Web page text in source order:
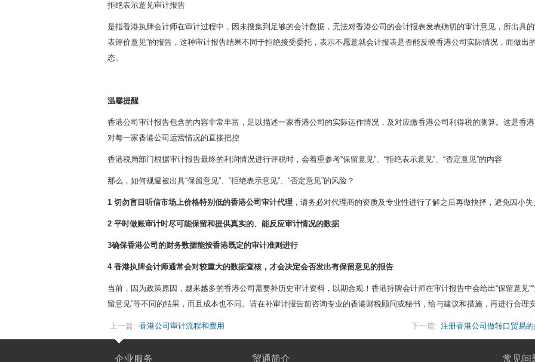
拒绝表示意见审计报告
是指香港执牌会计师在审计过程中，因未搜集到足够的会计数据，无法对香港公司的会计报表发表确切的审计意见，所出具的
表评价意见”的报告，这种审计报告结果不同于拒绝接受委托，表示不愿意就会计报表是否能反映香港公司实际情况，而做出
态。
温馨提醒
香港公司审计报告包含的内容非常丰富，足以描述一家香港公司的实际运作情况，及对应缴香港公司利得税的测算。这是香
对每一家香港公司运营情况的直接把控
香港税局部门根据审计报告最终的利润情况进行评税时，会着重参考“保留意见”、“拒绝表示意见”、“否定意见”的内容
那么，如何规避被出具“保留意见”、“拒绝表示意见”、“否定意见”的风险？
1 切勿盲目听信市场上价格特别低的香港公司审计代理 ，请务必对代理商的资质及专业性进行了解之后再做抉择，避免因小失
2 平时做账审计时尽可能保留和提供真实的、能反应审计情况的数据
3确保香港公司的财务数据能按香港既定的审计准则进行
4 香港执牌会计师通常会对较重大的数据查核，才会决定会否发出有保留意见的报告
当前，因为政策原因，越来越多的香港公司需要补历史审计资料，以期合规！香港持牌会计师在审计报告中会给出“保留意见
留意见”等不同的结果，而且成本也不同。请在补审计报告前咨询专业的香港财税顾问或秘书，给与建议和措施，再进行合理
上一篇: 香港公司审计流程和费用 下一篇: 注册香港公司做转口贸易
企业服务 贸通简介 常见问